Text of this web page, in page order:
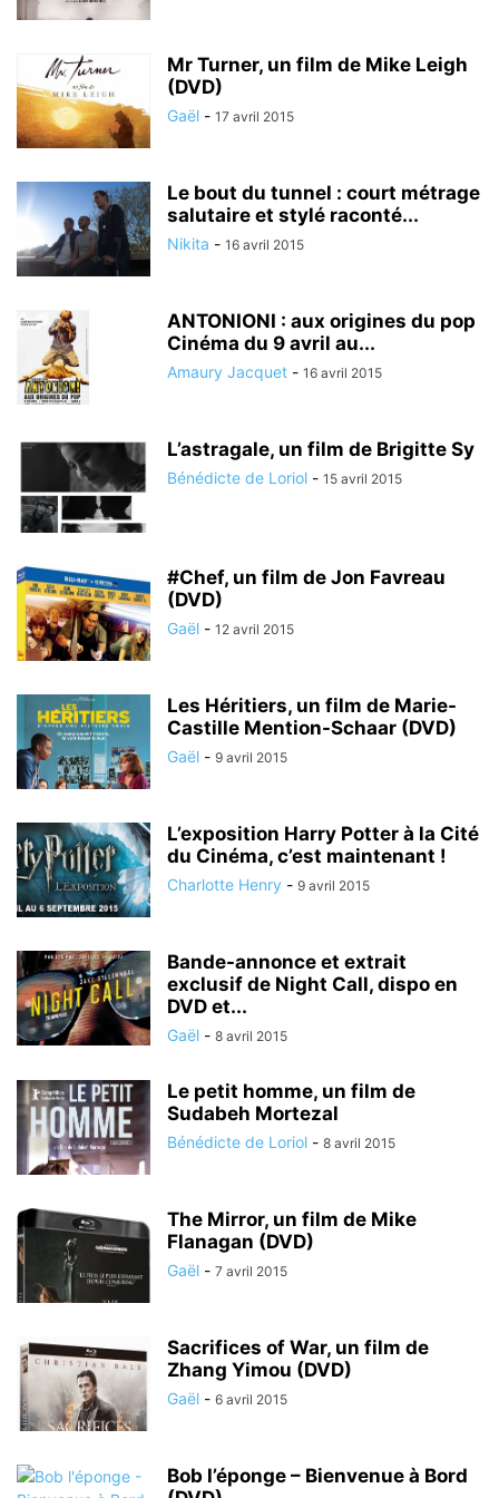
Mr Turner, un film de Mike Leigh
(DVD)
Gaël - 17 avril 2015
Le bout du tunnel : court métrage
salutaire et stylé raconté...
Nikita - 16 avril 2015
ANTONIONI : aux origines du pop
Cinéma du 9 avril au...
Amaury Jacquet - 16 avril 2015
L’astragale, un film de Brigitte Sy
Bénédicte de Loriol - 15 avril 2015
#Chef, un film de Jon Favreau
(DVD)
Gaël - 12 avril 2015
Les Héritiers, un film de Marie-
Castille Mention-Schaar (DVD)
Gaël - 9 avril 2015
L’exposition Harry Potter à la Cité
du Cinéma, c’est maintenant !
Charlotte Henry - 9 avril 2015
Bande-annonce et extrait
exclusif de Night Call, dispo en
DVD et...
Gaël - 8 avril 2015
Le petit homme, un film de
Sudabeh Mortezal
Bénédicte de Loriol - 8 avril 2015
The Mirror, un film de Mike
Flanagan (DVD)
Gaël - 7 avril 2015
Sacrifices of War, un film de
Zhang Yimou (DVD)
Gaël - 6 avril 2015
Bob l’éponge – Bienvenue à Bord